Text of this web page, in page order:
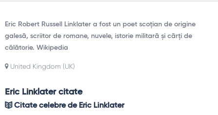
Eric Robert Russell Linklater a fost un poet scoțian de origine
galesă, scriitor de romane, nuvele, istorie militară și cărți de
călătorie. Wikipedia
United Kingdom (UK)
Eric Linklater citate
Citate celebre de Eric Linklater